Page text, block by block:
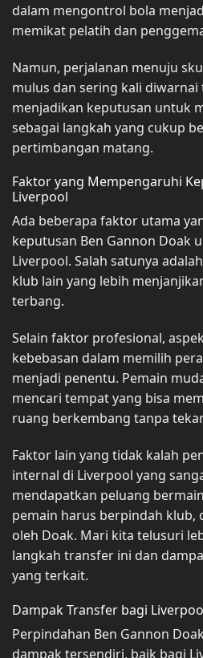
dalam mengontrol bola
memikat pelatih dan
Namun, perjalanan menuju
mulus dan sering kali diwarnai
menjadikan keputusan untuk
sebagai langkah yang cukup
pertimbangan matang.
Faktor yang Mempengaruhi
Liverpool
Ada beberapa faktor utama
keputusan Ben Gannon Doak
Liverpool. Salah satunya
klub lain yang lebih
terbang.
Selain faktor profesional,
kebebasan dalam memilih
menjadi penentu. Pemain
mencari tempat yang bisa
ruang berkembang tanpa
Faktor lain yang tidak kalah
internal di Liverpool yang
mendapatkan peluang
pemain harus berpindah klub,
oleh Doak. Mari kita telusuri
langkah transfer ini dan
yang terkait.
Dampak Transfer bagi
Perpindahan Ben Gannon
dampak tersendiri, baik bagi